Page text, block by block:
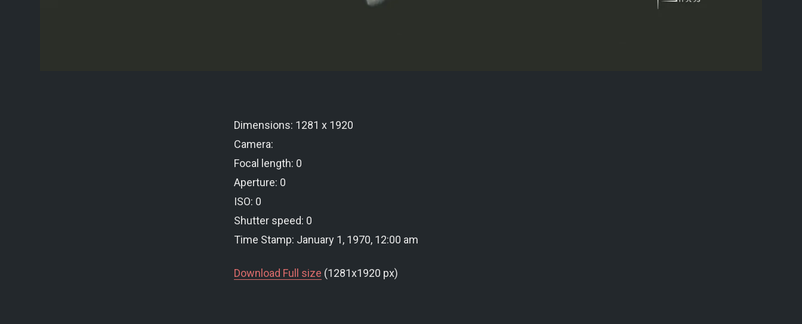
Dimensions: 1281 x 1920
Camera:
Focal length: 0
Aperture: 0
ISO: 0
Shutter speed: 0
Time Stamp: January 1, 1970, 12:00 am
Download Full size (1281x1920 px)